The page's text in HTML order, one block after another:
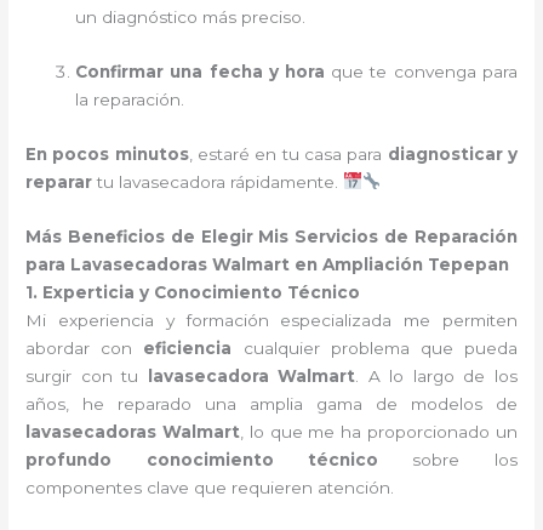
un diagnóstico más preciso.
Confirmar una fecha y hora que te convenga para
la reparación.
En pocos minutos, estaré en tu casa para diagnosticar y
reparartu lavasecadora rápidamente.
Más Beneficios de Elegir Mis Servicios de Reparación
para Lavasecadoras Walmart en Ampliación Tepepan
1. Experticia y Conocimiento Técnico
Mi experiencia y formación especializada me permiten
abordar con eficiencia cualquier problema que pueda
surgir con tu lavasecadora Walmart . A lo largo de los
años, he reparado una amplia gama de modelos de
lavasecadoras Walmart , lo que me ha proporcionado un
profundo conocimiento técnico sobre los
componentes clave que requieren atención.